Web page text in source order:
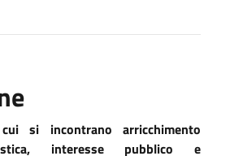
si incontrano arricchimento
interesse pubblico e